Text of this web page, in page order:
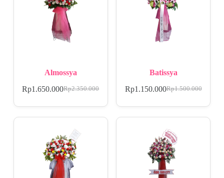
Almossya
Rp2.350.000
Rp1.650.000
Batissya
Rp1.500.000
Rp1.150.000